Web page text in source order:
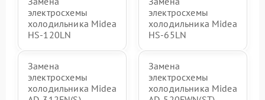
электросхемы
холодильника Midea
HS-120LN
электросхемы
холодильника Midea
HS-65LN
Замена
электросхемы
холодильника Midea
Замена
электросхемы
холодильника Midea